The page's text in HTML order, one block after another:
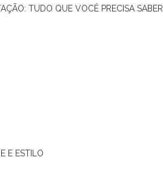
TUDO QUE VOCÊ PRECISA SABER
E ESTILO